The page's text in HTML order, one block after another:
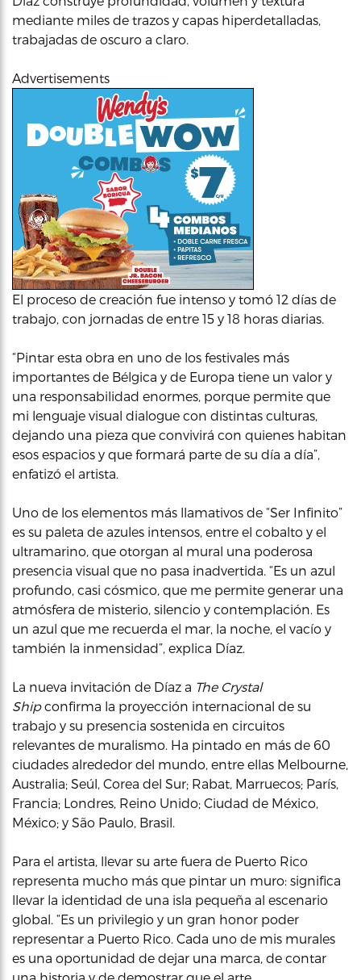
mediante miles de trazos y capas hiperdetalladas,
trabajadas de oscuro a claro.
Advertisements
El proceso de creación fue intenso y tomó 12 días de
trabajo, con jornadas de entre 15 y 18 horas diarias.
“Pintar esta obra en uno de los festivales más
importantes de Bélgica y de Europa tiene un valor y
una responsabilidad enormes, porque permite que
mi lenguaje visual dialogue con distintas culturas,
dejando una pieza que convivirá con quienes habitan
esos espacios y que formará parte de su día a día”,
enfatizó el artista.
Uno de los elementos más llamativos de “Ser Infinito”
es su paleta de azules intensos, entre el cobalto y el
ultramarino, que otorgan al mural una poderosa
presencia visual que no pasa inadvertida. “Es un azul
profundo, casi cósmico, que me permite generar una
atmósfera de misterio, silencio y contemplación. Es
un azul que me recuerda el mar, la noche, el vacío y
también la inmensidad”, explica Díaz.
La nueva invitación de Díaz a The Crystal
Shipconfirma la proyección internacional de su
trabajo y su presencia sostenida en circuitos
relevantes de muralismo. Ha pintado en más de 60
ciudades alrededor del mundo, entre ellas Melbourne,
Australia; Seúl, Corea del Sur; Rabat, Marruecos; París,
Francia; Londres, Reino Unido; Ciudad de México,
México; y São Paulo, Brasil.
Para el artista, llevar su arte fuera de Puerto Rico
representa mucho más que pintar un muro: significa
llevar la identidad de una isla pequeña al escenario
global. “Es un privilegio y un gran honor poder
representar a Puerto Rico. Cada uno de mis murales
es una oportunidad de dejar una marca, de contar